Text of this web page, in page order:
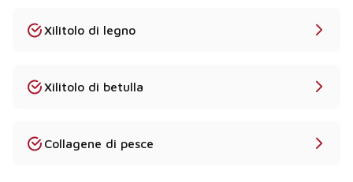
sicurezza.
sodio?
Effettuate spedizioni in tutta Europa?
Xilitolo di legno
Xilitolo di betulla
Collagene di pesce